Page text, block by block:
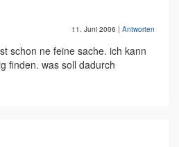
11. Juni 2006 | Antworten
schon ne feine sache. ich kann
finden. was soll dadurch